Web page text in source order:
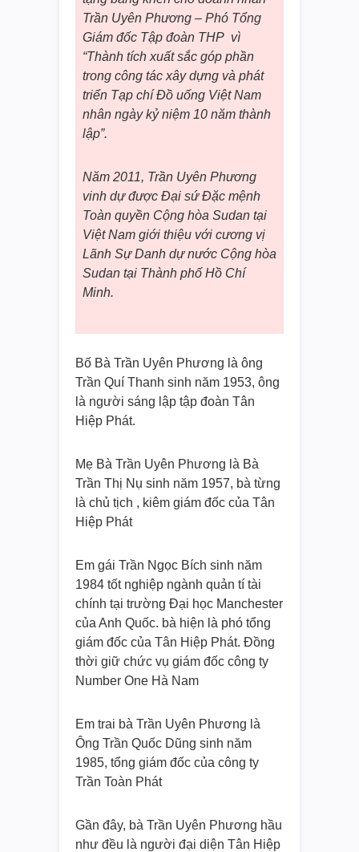
Trần Uyên Phương – Phó Tổng
Giám đốc Tập đoàn THP vì
“Thành tích xuất sắc góp phần
trong công tác xây dựng và phát
triển Tạp chí Đồ uống Việt Nam
nhân ngày kỷ niệm 10 năm thành
lập”.
Năm 2011, Trần Uyên Phương
vinh dự được Đại sứ Đặc mệnh
Toàn quyền Cộng hòa Sudan tại
Việt Nam giới thiệu với cương vị
Lãnh Sự Danh dự nước Cộng hòa
Sudan tại Thành phố Hồ Chí
Minh.
Bố Bà Trần Uyên Phương là ông
Trần Quí Thanh sinh năm 1953, ông
là người sáng lập tập đoàn Tân
Hiệp Phát.
Mẹ Bà Trần Uyên Phương là Bà
Trần Thị Nụ sinh năm 1957, bà từng
là chủ tịch , kiêm giám đốc của Tân
Hiệp Phát
Em gái Trần Ngọc Bích sinh năm
1984 tốt nghiệp ngành quản tí tài
chính tại trường Đại học Manchester
của Anh Quốc. bà hiện là phó tổng
giám đốc của Tân Hiệp Phát. Đồng
thời giữ chức vụ giám đốc công ty
Number One Hà Nam
Em trai bà Trần Uyên Phương là
Ông Trần Quốc Dũng sinh năm
1985, tổng giám đốc của công ty
Trần Toàn Phát
Gần đây, bà Trần Uyên Phương hầu
như đều là người đại diện Tân Hiệp